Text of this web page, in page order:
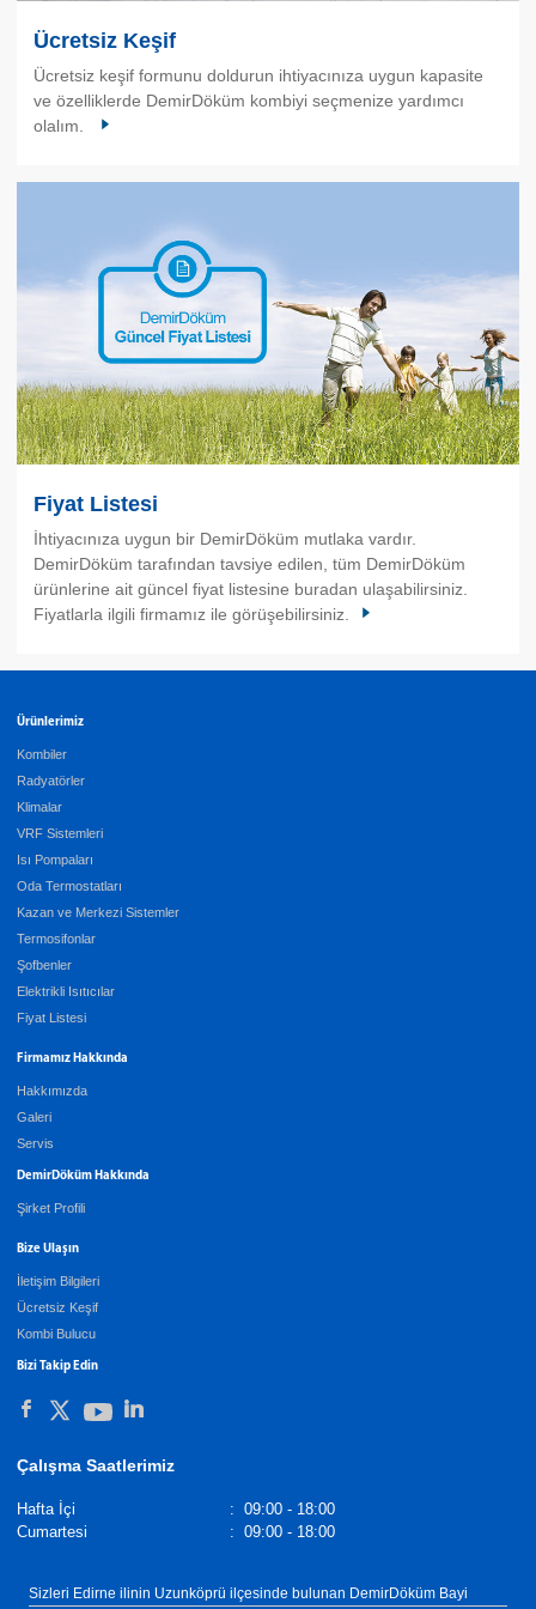
Ücretsiz Keşif
Ücretsiz keşif formunu doldurun ihtiyacınıza uygun kapasite
ve özelliklerde DemirDöküm kombiyi seçmenize yardımcı
olalım.
Fiyat Listesi
İhtiyacınıza uygun bir DemirDöküm mutlaka vardır.
DemirDöküm tarafından tavsiye edilen, tüm DemirDöküm
ürünlerine ait güncel fiyat listesine buradan ulaşabilirsiniz.
Fiyatlarla ilgili firmamız ile görüşebilirsiniz.
Ürünlerimiz
Kombiler
Radyatörler
Klimalar
VRF Sistemleri
Isı Pompaları
Oda Termostatları
Kazan ve Merkezi Sistemler
Termosifonlar
Şofbenler
Elektrikli Isıtıcılar
Fiyat Listesi
Firmamız Hakkında
Hakkımızda
Galeri
Servis
DemirDöküm Hakkında
Şirket Profili
Bize Ulaşın
İletişim Bilgileri
Ücretsiz Keşif
Kombi Bulucu
Bizi Takip Edin
Çalışma Saatlerimiz
Hafta İçi : 09:00 - 18:00
Cumartesi
: 09:00 - 18:00
Sizleri Edirne ilinin Uzunköprü ilçesinde bulunan DemirDöküm Bayi